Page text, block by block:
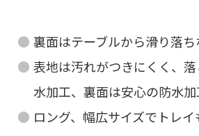
裏面はテーブルから滑り落ち
表地は汚れがつきにくく、
水加工、裏面は安心の防水加
ロング、幅広サイズでトレ